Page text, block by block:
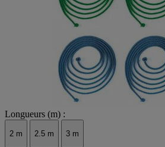
Longueurs (m) :
2 m 2.5 m 3 m